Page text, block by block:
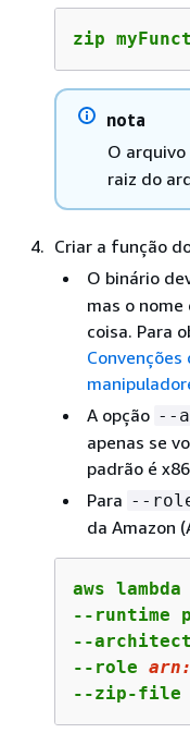
zip
nota
O arquivo
raiz do
Criar a função
O binário
mas o
coisa. Para
A opção --
apenas se
padrão é
Para --
da Amazon
aws
--runtime
--
--role arn:
--zip-file